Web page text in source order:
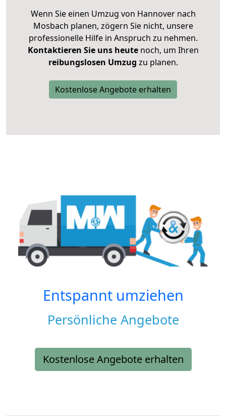
Wenn Sie einen Umzug von Hannover nach
Mosbach planen, zögern Sie nicht, unsere
professionelle Hilfe in Anspruch zu nehmen.
Kontaktieren Sie uns heutenoch, um Ihren
reibungslosen Umzug zu planen.
Kostenlose Angebote erhalten
Entspannt umziehen
Persönliche Angebote
Kostenlose Angebote erhalten